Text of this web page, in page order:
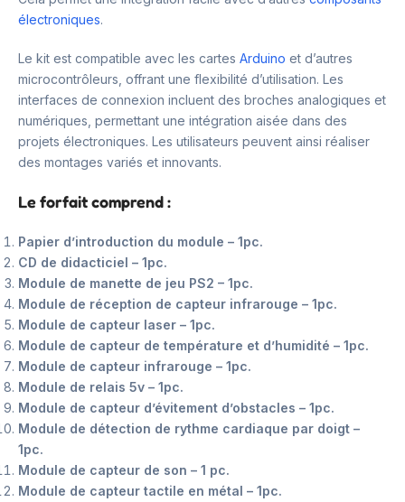
électroniques.
Le kit est compatible avec les cartes Arduino et d’autres
microcontrôleurs, offrant une flexibilité d’utilisation. Les
interfaces de connexion incluent des broches analogiques et
numériques, permettant une intégration aisée dans des
projets électroniques. Les utilisateurs peuvent ainsi réaliser
des montages variés et innovants.
Le forfait comprend :
Papier d’introduction du module – 1pc.
CD de didacticiel – 1pc.
Module de manette de jeu PS2 – 1pc.
Module de réception de capteur infrarouge – 1pc.
Module de capteur laser – 1pc.
Module de capteur de température et d’humidité – 1pc.
Module de capteur infrarouge – 1pc.
Module de relais 5v – 1pc.
Module de capteur d’évitement d’obstacles – 1pc.
Module de détection de rythme cardiaque par doigt –
1pc.
Module de capteur de son – 1 pc.
Module de capteur tactile en métal – 1pc.